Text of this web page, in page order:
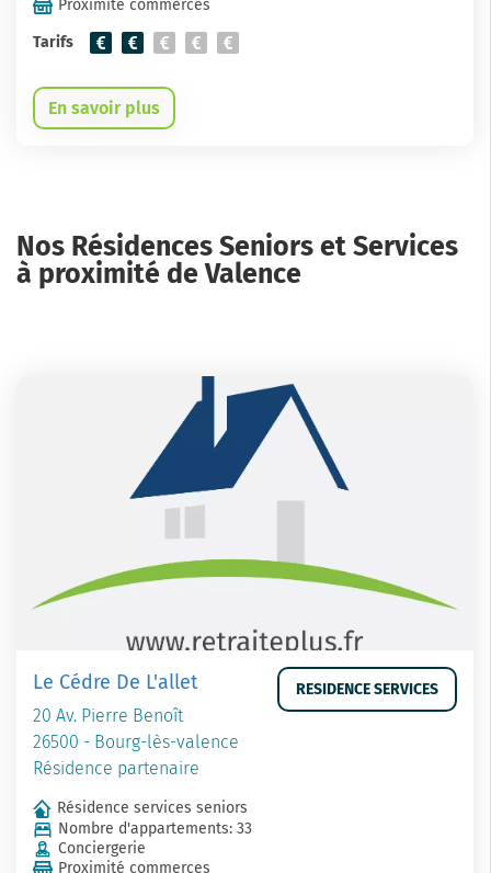
Proximité commerces
Tarifs
En savoir plus
Nos Résidences Seniors et Services
à proximité de Valence
Le Cédre De L'allet
20 Av. Pierre Benoît
26500 - Bourg-lès-valence
Résidence partenaire
RESIDENCE SERVICES
Résidence services seniors
Nombre d'appartements: 33
Conciergerie
Proximité commerces